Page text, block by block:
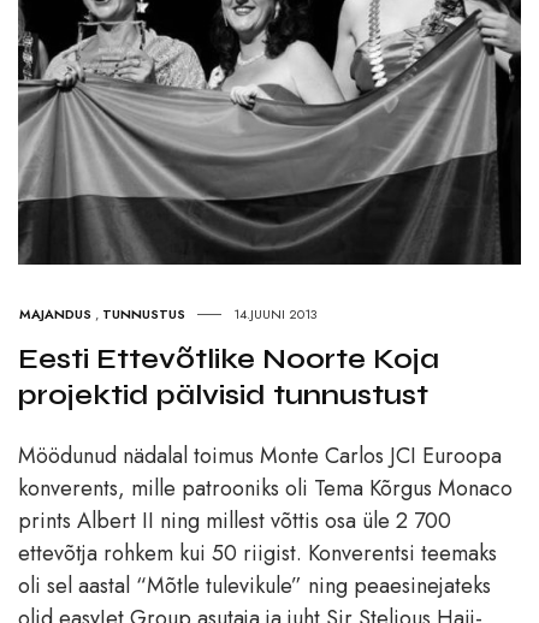
MAJANDUS , TUNNUSTUS 14.JUUNI 2013
Eesti Ettevõtlike Noorte Koja
projektid pälvisid tunnustust
Möödunud nädalal toimus Monte Carlos JCI Euroopa
konverents, mille patrooniks oli Tema Kõrgus Monaco
prints Albert II ning millest võttis osa üle 2 700
ettevõtja rohkem kui 50 riigist. Konverentsi teemaks
oli sel aastal “Mõtle tulevikule” ning peaesinejateks